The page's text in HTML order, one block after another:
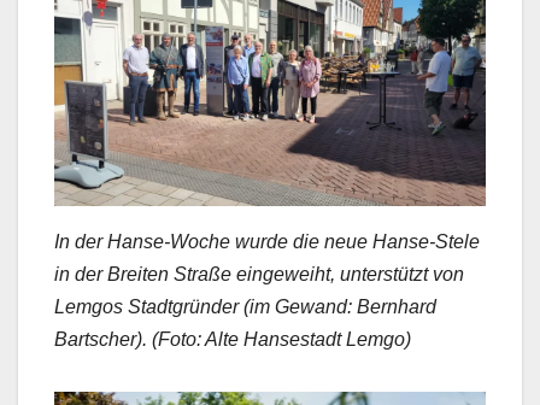
In der Hanse-Woche wurde die neue Hanse-Stele
in der Breiten Straße eingeweiht, unterstützt von
Lemgos Stadtgründer (im Gewand: Bernhard
Bartscher). (Foto: Alte Hansestadt Lemgo)